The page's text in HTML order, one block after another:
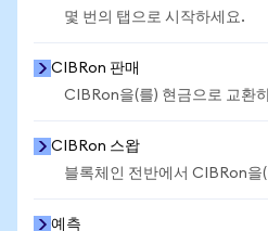
몇 번의 탭으로 시작하세요.
CIBRon 판매
CIBRon을(를) 현금으로 교환
CIBRon 스왑
블록체인 전반에서 CIBRon을
예측